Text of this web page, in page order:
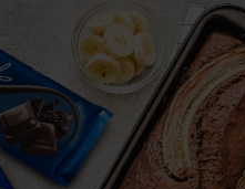
sukcesu jest
mogą one wydawać się
na finalny smak i